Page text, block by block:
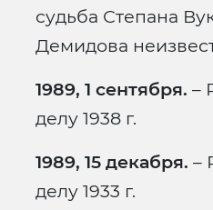
судьба Степана
Демидова
1989, 1 сентября. –
делу 1938 г.
1989, 15 декабря. –
делу 1933 г.